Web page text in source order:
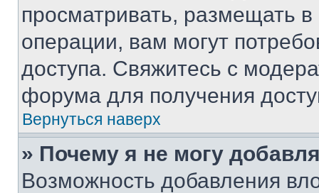
просматривать, размещать
операции, вам могут
доступа. Свяжитесь с
форума для получения
Вернуться наверх
» Почему я не могу
Возможность добавления